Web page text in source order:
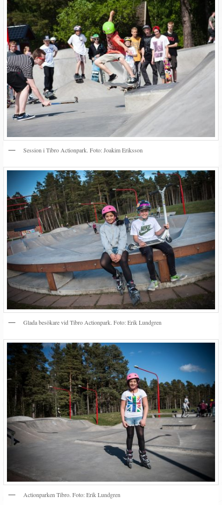
Session i Tibro Actionpark. Foto: Joakim Eriksson
Glada besökare vid Tibro Actionpark. Foto: Erik Lundgren
Actionparken Tibro. Foto: Erik Lundgren